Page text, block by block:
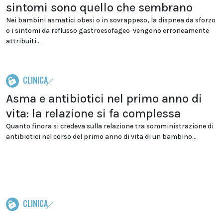
sintomi sono quello che sembrano
Nei bambini asmatici obesi o in sovrappeso, la dispnea da sforzo
o i sintomi da reflusso gastroesofageo vengono erroneamente
attribuiti...
CLINICA
Asma e antibiotici nel primo anno di
vita: la relazione si fa complessa
Quanto finora si credeva sulla relazione tra somministrazione di
antibiotici nel corso del primo anno di vita di un bambino...
CLINICA